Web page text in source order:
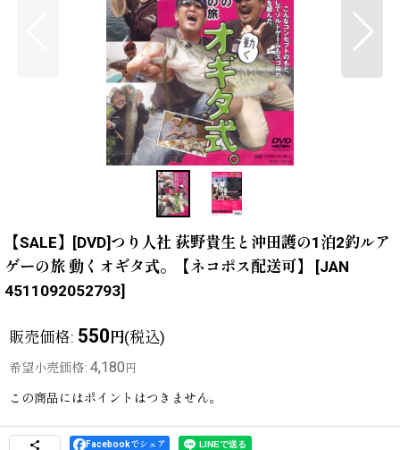
【SALE】[DVD]つり人社 荻野貴生と沖田護の1泊2釣ルア
ゲーの旅 動くオギタ式。【ネコポス配送可】
[JAN
4511092052793]
販売価格: 550 円(税込)
希望小売価格: 4,180 円
この商品にはポイントはつきません。
Facebookでシェア